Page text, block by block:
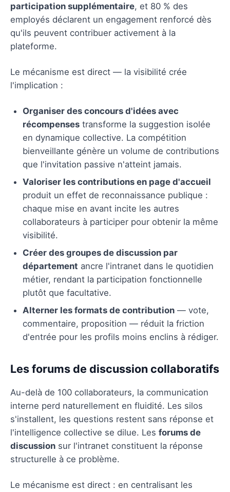
participation supplémentaire, et 80 % des
employés déclarent un engagement renforcé dès
qu'ils peuvent contribuer activement à la
plateforme.
Le mécanisme est direct — la visibilité crée
l'implication :
Organiser des concours d'idées avec
récompenses transforme la suggestion isolée
en dynamique collective. La compétition
bienveillante génère un volume de contributions
que l'invitation passive n'atteint jamais.
Valoriser les contributions en page d'accueil
produit un effet de reconnaissance publique :
chaque mise en avant incite les autres
collaborateurs à participer pour obtenir la même
visibilité.
Créer des groupes de discussion par
département ancre l'intranet dans le quotidien
métier, rendant la participation fonctionnelle
plutôt que facultative.
Alterner les formats de contribution — vote,
commentaire, proposition — réduit la friction
d'entrée pour les profils moins enclins à rédiger.
Les forums de discussion collaboratifs
Au-delà de 100 collaborateurs, la communication
interne perd naturellement en fluidité. Les silos
s'installent, les questions restent sans réponse et
l'intelligence collective se dilue. Les forums de
discussion sur l'intranet constituent la réponse
structurelle à ce problème.
Le mécanisme est direct : en centralisant les